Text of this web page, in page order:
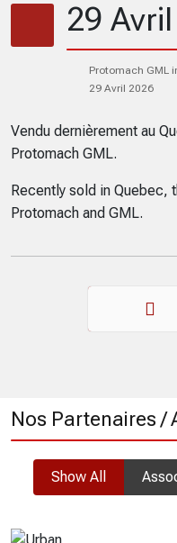
29
Protomach GML
29 Avril 2026
Vendu dernièrement au
Protomach GML.
Recently sold in Quebec,
Protomach and GML.
Nos Partenaires /
Show All